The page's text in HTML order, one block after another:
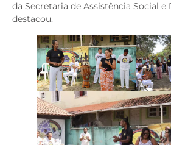
da Secretaria de Assistência Social e
destacou.